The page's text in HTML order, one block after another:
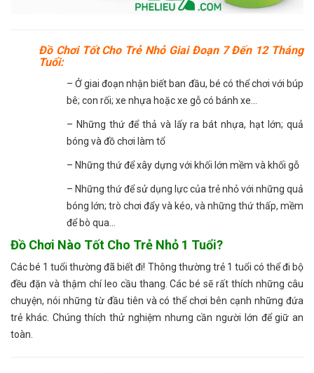
Đồ Chơi Tốt Cho Trẻ Nhỏ Giai Đoạn 7 Đến 12 Tháng
Tuổi:
– Ở giai đoạn nhận biết ban đầu, bé có thể chơi với búp
bê; con rối; xe nhựa hoặc xe gỗ có bánh xe…
– Những thứ để thả và lấy ra bát nhựa, hạt lớn; quả
bóng và đồ chơi làm tổ
– Những thứ để xây dựng với khối lớn mềm và khối gỗ
– Những thứ để sử dụng lực của trẻ nhỏ với những quả
bóng lớn; trò chơi đẩy và kéo, và những thứ thấp, mềm
để bò qua…
Đồ Chơi Nào Tốt Cho Trẻ Nhỏ 1 Tuổi?
Các bé 1 tuổi thường đã biết đi! Thông thường trẻ 1 tuổi có thể đi bộ
đều đặn và thậm chí leo cầu thang. Các bé sẽ rất thích những câu
chuyện, nói những từ đầu tiên và có thể chơi bên cạnh những đứa
trẻ khác. Chúng thích thử nghiệm nhưng cần người lớn để giữ an
toàn.